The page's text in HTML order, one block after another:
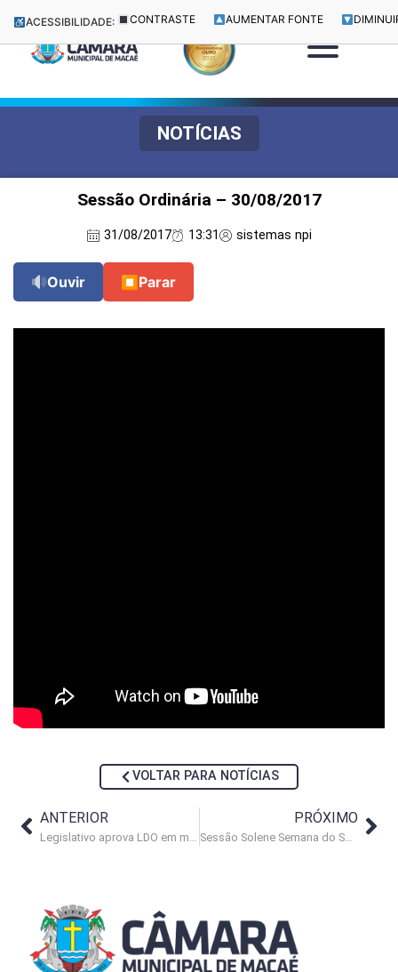
ACESSIBILIDADE: CONTRASTE AUMENTAR FONTE
NOTÍCIAS
Sessão Ordinária – 30/08/2017
31/08/2017 13:31 sistemas npi
Ouvir ⏹ Parar
VOLTAR PARA NOTÍCIAS
ANTERIOR PRÓXIMO
Sessão Solene Semana do Soldado – 30/08/2017